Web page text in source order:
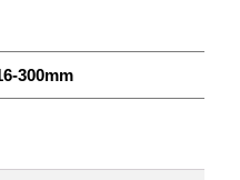
300mm